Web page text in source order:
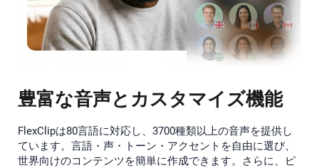
豊富な音声とカスタマイズ機能
FlexClipは80言語に対応し、3700種類以上の音声を提供し
ています。言語・声・トーン・アクセントを自由に選び、
世界向けのコンテンツを簡単に作成できます。さらに、ピ